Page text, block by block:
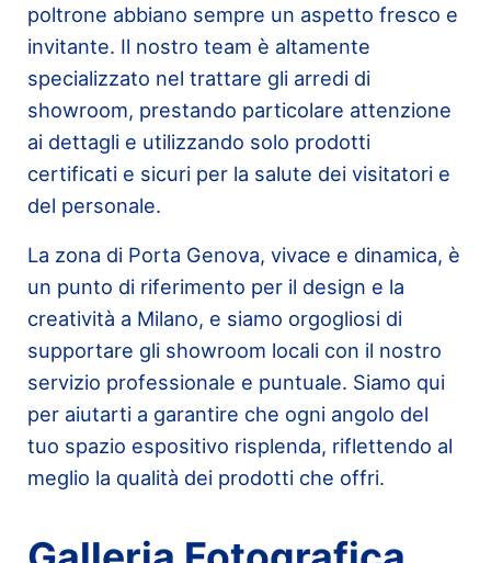
poltrone abbiano sempre un aspetto fresco e
invitante. Il nostro team è altamente
specializzato nel trattare gli arredi di
showroom, prestando particolare attenzione
ai dettagli e utilizzando solo prodotti
certificati e sicuri per la salute dei visitatori e
del personale.
La zona di Porta Genova, vivace e dinamica, è
un punto di riferimento per il design e la
creatività a Milano, e siamo orgogliosi di
supportare gli showroom locali con il nostro
servizio professionale e puntuale. Siamo qui
per aiutarti a garantire che ogni angolo del
tuo spazio espositivo risplenda, riflettendo al
meglio la qualità dei prodotti che offri.